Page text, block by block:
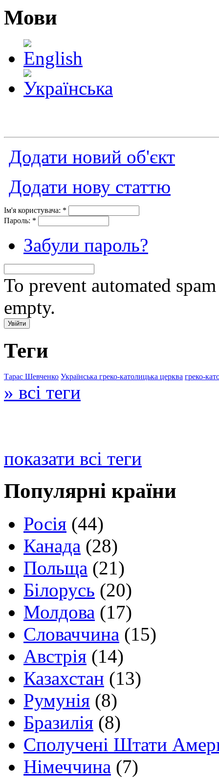
Мови
Додати новий об'єкт
Додати нову статтю
Ім'я користувача: *
Пароль: *
Забули пароль?
To prevent automated
empty.
Теги
Тарас Шевченко Українська греко-католицька церква греко-
» всі теги
показати всі теги
Популярні країни
Росія (44)
Канада (28)
Польща (21)
Білорусь (20)
Молдова (17)
Словаччина (15)
Австрія (14)
Казахстан (13)
Румунія (8)
Бразилія (8)
Сполучені Штати
Німеччина (7)